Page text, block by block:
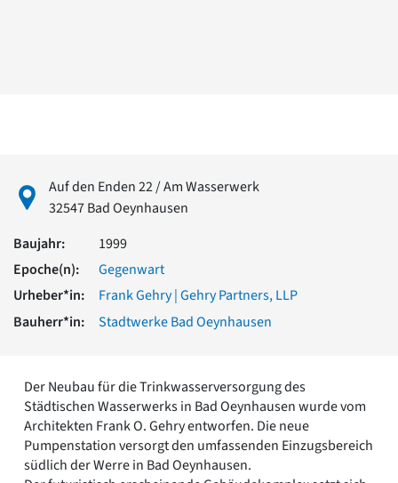
Gesamtübersicht...
Gegenwart
Postmoderne
1950er-70er Jahre
Reformarchitektur
Jugendstil
Historismus
Gotik
Romanik
Vorromanik
Römische Antike
Über uns
Auf den Enden 22 / Am Wasserwerk
32547 Bad Oeynhausen
Baujahr:
1999
Epoche(n):
Gegenwart
Urheber*in:
Frank Gehry | Gehry Partners, LLP
Bauherr*in:
Stadtwerke Bad Oeynhausen
Der Neubau für die Trinkwasserversorgung des
Städtischen Wasserwerks in Bad Oeynhausen wurde vom
Architekten Frank O. Gehry entworfen. Die neue
Pumpenstation versorgt den umfassenden Einzugsbereich
südlich der Werre in Bad Oeynhausen.